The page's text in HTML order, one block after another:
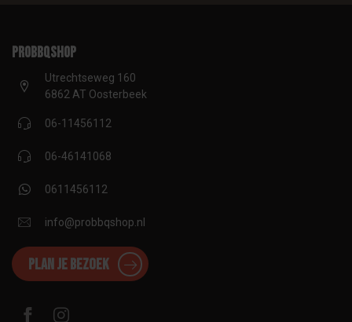
proBBQshop
Utrechtseweg 160
6862 AT Oosterbeek
06-11456112
06-46141068
0611456112
info@probbqshop.nl
Plan je bezoek